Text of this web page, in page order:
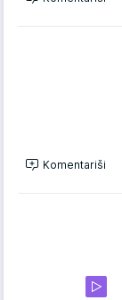
Komentariši